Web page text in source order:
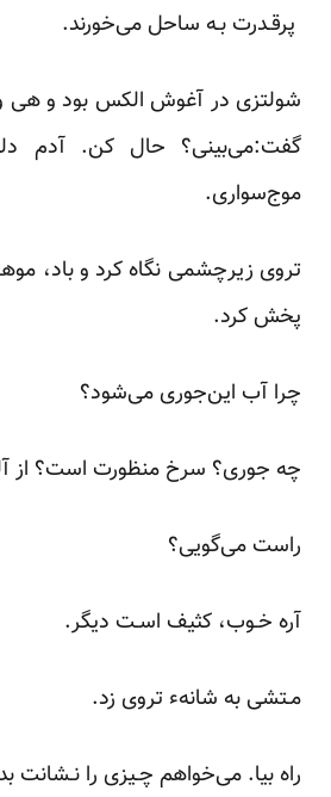
پرقـدرت بـه ساحل می‌خورند.
شولتزی در آغوش الکس بود و
گفت:می‌بینی؟ حال کن. آدم
موج‌سواری.
تروی‌ زیرچشمی‌ نگاه کرد و باد،
پخش‌ کرد.
چرا آب این‌جوری می‌شود؟
چه جوری؟ سرخ منظورت است؟ از
راست می‌گویی؟
آره خـوب، کثیف اسـت دیگر.
مـتشی به‌ شانهء‌ تروی‌ زد.
راه بیا. می‌خواهم چـیزی را نـشانت